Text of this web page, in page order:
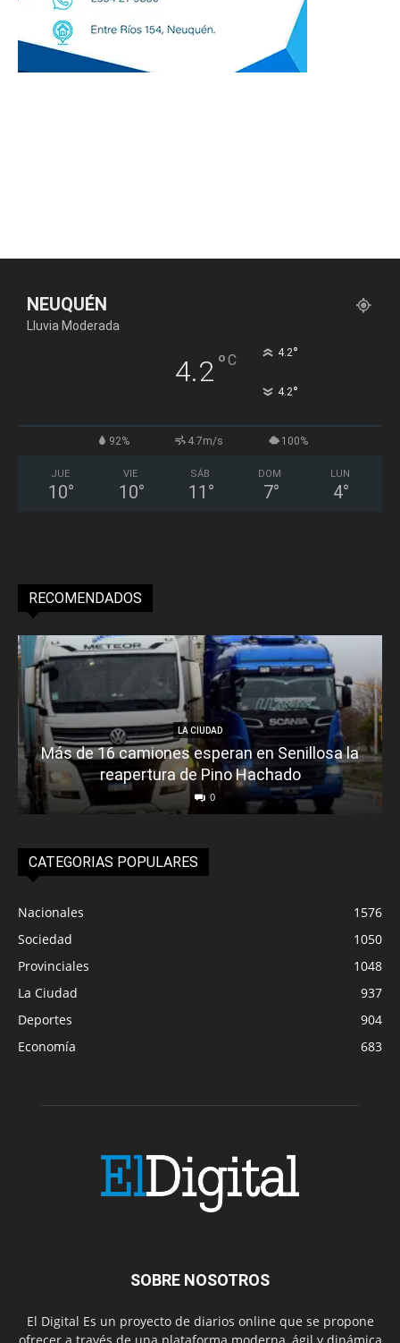
NEUQUÉN
Lluvia Moderada
4.2°C 4.2°
4.2°
92% 4.7m/s 100%
JUE
10°
VIE
10°
SÁB
11 °
DOM
7°
LUN
4°
RECOMENDADOS
LA CIUDAD
Más de 16 camiones esperan en Senillosa la
reapertura de Pino Hachado
0
CATEGORIAS POPULARES
Nacionales
1576
Sociedad
1050
Provinciales
1048
La Ciudad
937
Deportes
904
Economía
683
SOBRE NOSOTROS
El Digital Es un proyecto de diarios online que se propone